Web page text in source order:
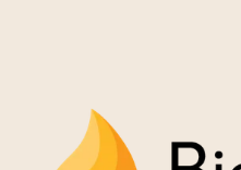
Kontakta oss